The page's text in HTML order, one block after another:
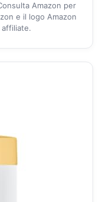
Amazon per
e il logo Amazon
affiliate.